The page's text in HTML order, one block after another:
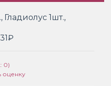
Гладиолус 1шт.,
31₽
0)
оценку